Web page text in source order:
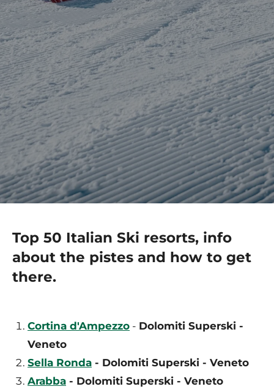
Top 50 Italian Ski resorts, info
about the pistes and how to get
there.
Cortina d'Ampezzo - Dolomiti Superski -
Veneto
Sella Ronda - Dolomiti Superski - Veneto
Arabba - Dolomiti Superski - Veneto